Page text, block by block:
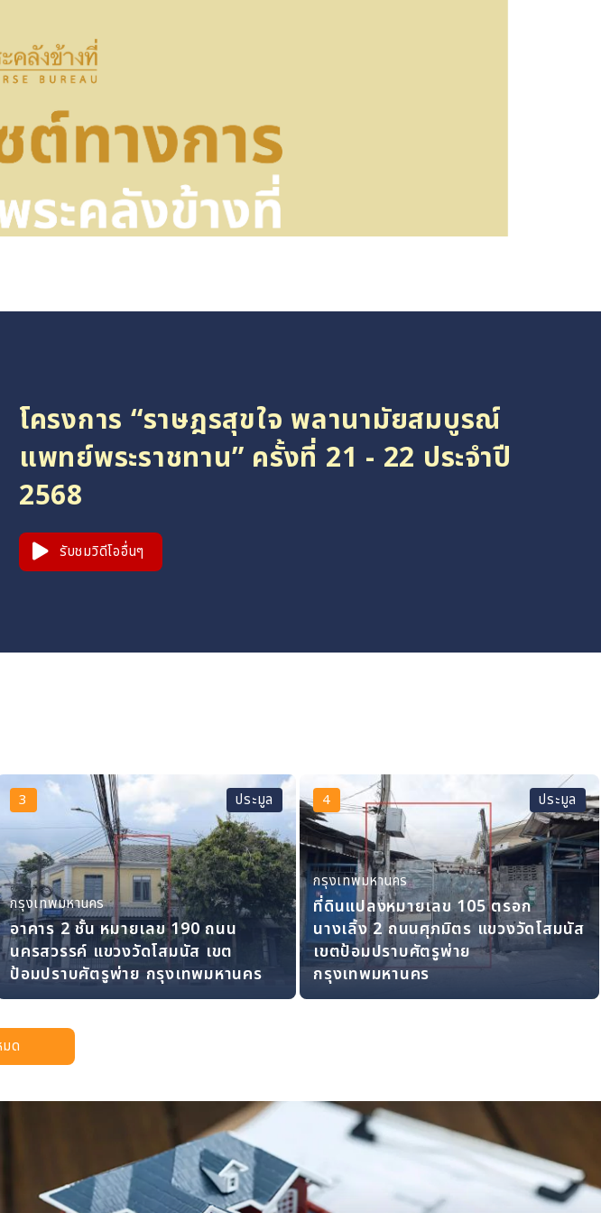
โครงการ “ราษฎรสุขใจ พลานามัยสมบูรณ์
แพทย์พระราชทาน” ครั้งที่ 21 - 22 ประจำปี
2568
รับชมวิดีโออื่นๆ
3 ประมูล
กรุงเทพมหานคร
อาคาร 2 ชั้น หมายเลข 190 ถนน
นครสวรรค์ แขวงวัดโสมนัส เขต
ป้อมปราบศัตรูพ่าย กรุงเทพมหานคร
4 ประมูล
กรุงเทพมหานคร
ที่ดินแปลงหมายเลข 105 ตรอก
นางเลิ้ง 2 ถนนศุภมิตร แขวงวัดโสมนัส
เขตป้อมปราบศัตรูพ่าย
กรุงเทพมหานคร
ด